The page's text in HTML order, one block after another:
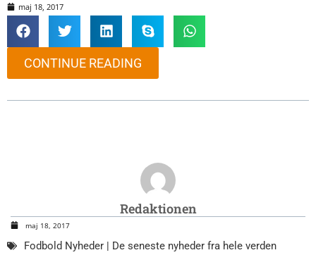
maj 18, 2017
CONTINUE READING
Redaktionen
maj 18, 2017
Fodbold Nyheder | De seneste nyheder fra hele verden